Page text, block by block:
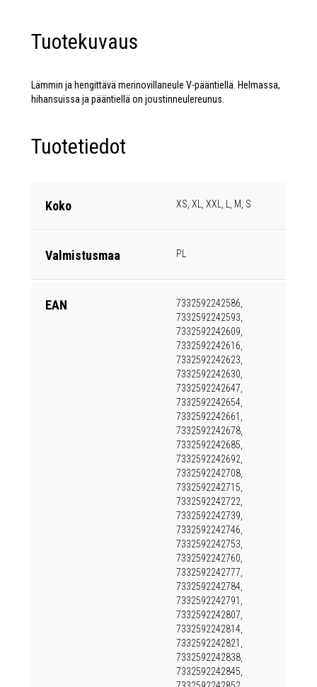
Tuotekuvaus
Lämmin ja hengittävä merinovillaneule V-pääntiellä. Helmassa,
hihansuissa ja pääntiellä on joustinneulereunus.
Tuotetiedot
Koko XS, XL, XXL, L, M, S
Valmistusmaa PL
EAN
7332592242586,
7332592242593,
7332592242609,
7332592242616,
7332592242623,
7332592242630,
7332592242647,
7332592242654,
7332592242661,
7332592242678,
7332592242685,
7332592242692,
7332592242708,
7332592242715,
7332592242722,
7332592242739,
7332592242746,
7332592242753,
7332592242760,
7332592242777,
7332592242784,
7332592242791,
7332592242807,
7332592242814,
7332592242821,
7332592242838,
7332592242845,